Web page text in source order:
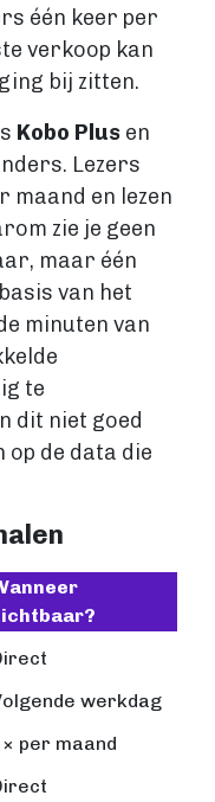
één keer per
verkoop kan
bij zitten.
Kobo Plus en
Lezers
maand en lezen
zie je geen
maar één
van het
minuten van
te
dit niet goed
de data die
werkdag
per maand